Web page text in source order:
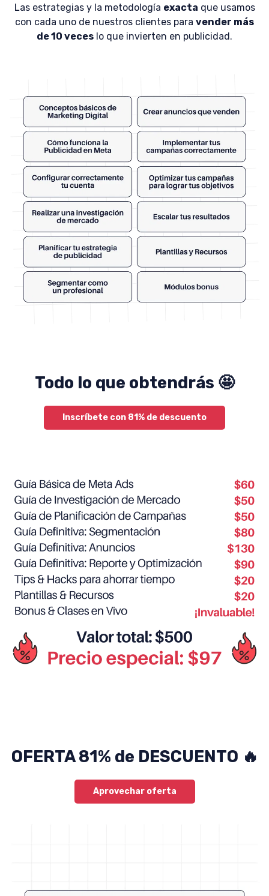
Las estrategias y la metodología exacta que usamos
con cada uno de nuestros clientes para vender más
de 10 veces lo que invierten en publicidad.
Todo lo que obtendrás 🤩
Inscríbete con 81% de descuento
OFERTA 81% de DESCUENTO 🔥
Aprovechar oferta